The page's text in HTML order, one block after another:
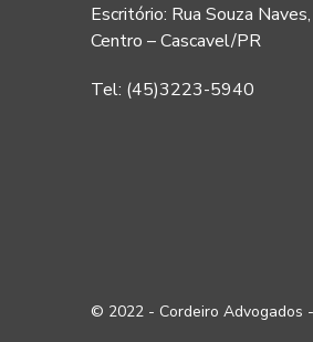
Escritório: Rua Souza
Centro – Cascavel/PR
Tel: (45)3223-5940
© 2022 - Cordeiro Advogados